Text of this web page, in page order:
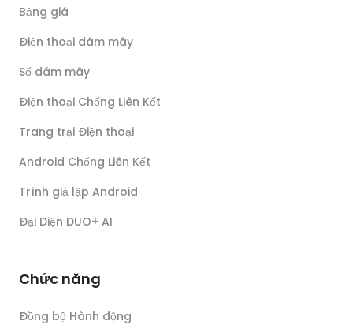
Bảng giá
Điện thoại đám mây
Số đám mây
Điện thoại Chống Liên Kết
Trang trại Điện thoại
Android Chống Liên Kết
Trình giả lập Android
Đại Diện DUO+ AI
Chức năng
Đồng bộ Hành động